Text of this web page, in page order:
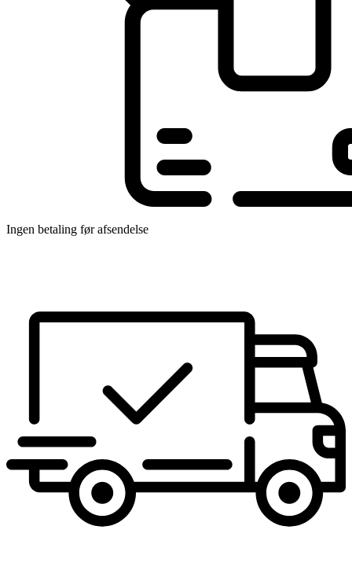
Ingen betaling før afsendelse